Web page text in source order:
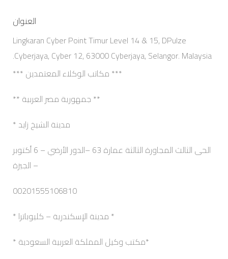
العنوان
Lingkaran Cyber Point Timur Level 14 & 15, DPulze
Cyberjaya, Cyber 12, 63000 Cyberjaya, Selangor. Malaysia.
*** مكاتب الوكلاء المعتمدين ***
** جمهورية مصر العربية **
مدينة الشيخ زايد *
الحى الثالث المجاورة الثالثة عمارة 63 –الدور الأرضي – 6 أكتوبر
– الجيزة
00201555106810
* مدينة الإسكندرية – كليوباترا *
*مكتب وكيل المملكة العربية السعودية *